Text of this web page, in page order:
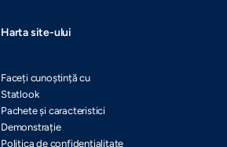
Harta site-ului
Faceți cunoștință cu
Statlook
Pachete și caracteristici
Demonstrație
Politica de confidențialitate